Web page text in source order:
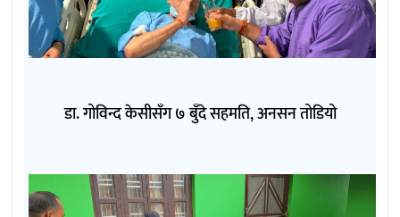
डा. गोविन्द केसीसँग ७ बुँदे सहमति, अनसन तोडियो